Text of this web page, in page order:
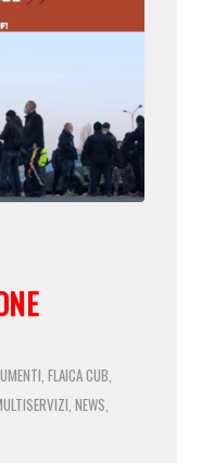
FLAICA CUB
NEWS